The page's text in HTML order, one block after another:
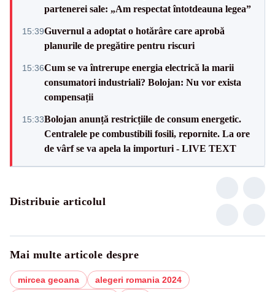
partenerei sale: „Am respectat întotdeauna legea”
15:39Guvernul a adoptat o hotărâre care aprobă
planurile de pregătire pentru riscuri
15:36Cum se va întrerupe energia electrică la marii
consumatori industriali? Bolojan: Nu vor exista
compensații
15:33Bolojan anunță restricțiile de consum energetic.
Centralele pe combustibili fosili, repornite. La ore
de vârf se va apela la importuri - LIVE TEXT
Distribuie articolul
Mai multe articole despre
mircea geoana
alegeri romania 2024